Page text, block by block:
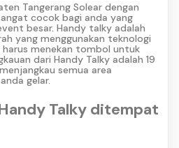
Tangerang Solear dengan
cocok bagi anda yang
besar. Handy talky adalah
yang menggunakan teknologi
harus menekan tombol untuk
dari Handy Talky adalah 19
semua area
gelar.
Talky ditempat